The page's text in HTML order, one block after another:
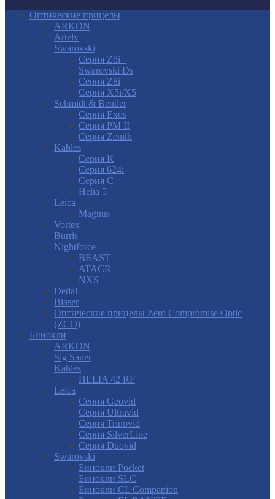
Оптические прицелы
ARKON
Artelv
Swarovski
Серия Z8i+
Swarovski Ds
Серия Z8i
Серия X5i/X5
Schmidt & Bender
Серия Exos
Серия PM II
Cерия Zenith
Kahles
Серия K
Серия 624i
Серия С
Helia 5
Leica
Magnus
Vortex
Burris
Nightforce
BEAST
ATACR
NXS
Dedal
Blaser
Оптические прицелы Zero Compromise Optic
(ZCO)
Бинокли
ARKON
Sig Sauer
Kahles
HELIA 42 RF
Leica
Серия Geovid
Серия Ultravid
Серия Trinovid
Серия SilverLine
Серия Duovid
Swarovski
Бинокли Pocket
Бинокли SLC
Бинокли CL Companion